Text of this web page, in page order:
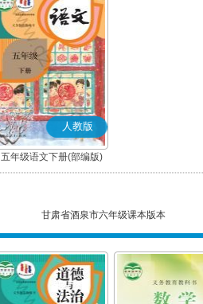
人教版
五年级语文下册(部编版)
甘肃省酒泉市六年级课本版本